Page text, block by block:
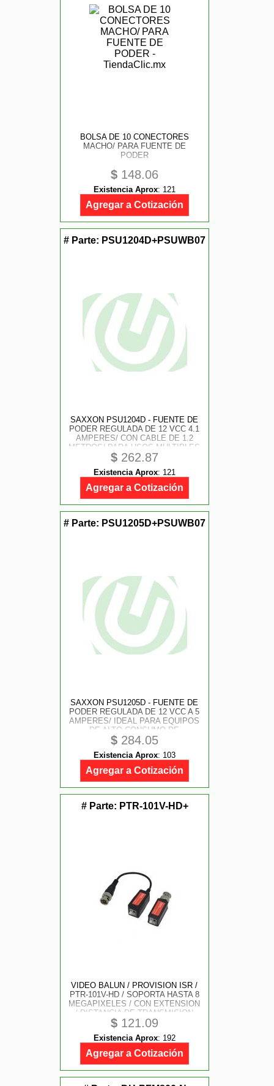
BOLSA DE 10 CONECTORES
MACHO/ PARA FUENTE DE
PODER
$ 148.06
Existencia Aprox: 121
Agregar a Cotización
# Parte: PSU1204D+PSUWB07
SAXXON PSU1204D - FUENTE DE
PODER REGULADA DE 12 VCC 4.1
AMPERES/ CON CABLE DE 1.2
METROS/ PARA USOS MULTIPLES
SISTEMAS DE CCTV, ACCESO,
ETC/ CERTIFICACIN UL/
$ 262.87
Existencia Aprox: 121
Agregar a Cotización
# Parte: PSU1205D+PSUWB07
SAXXON PSU1205D - FUENTE DE
PODER REGULADA DE 12 VCC A 5
AMPERES/ IDEAL PARA EQUIPOS
DE ALTO CONSUMO DE
CORRIENTE/ PARA USOS
MULTIPLES SISTEMAS DE CCTV,
ACCESO, ASISTENCIA, ETC/
CERTIFICACIN UL/
$ 284.05
Existencia Aprox: 103
Agregar a Cotización
# Parte: PTR-101V-HD+
VIDEO BALUN / PROVISION ISR /
PTR-101V-HD / SOPORTA HASTA 8
MEGAPIXELES / CON EXTENSION
/ DISTANCIA DE TRANSMISION
AHD / CVBS - 200M / CVI / TVI -
$ 121.09
Existencia Aprox: 192
Agregar a Cotización